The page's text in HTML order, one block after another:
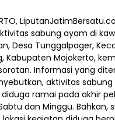
sabung ayam di
Desa Tunggalpager,
Kabupaten Mojokerto,
Informasi yang
aktivitas
ramai pada akhir
dan Minggu. Bahkan,